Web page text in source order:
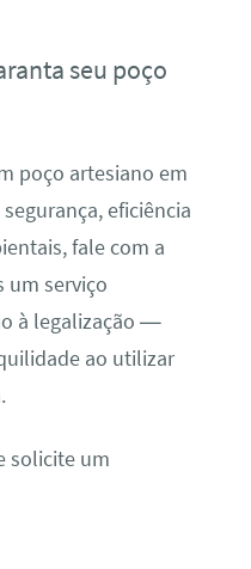
seu poço
poço artesiano em
eficiência
fale com a
um serviço
à legalização —
ao utilizar
solicite um